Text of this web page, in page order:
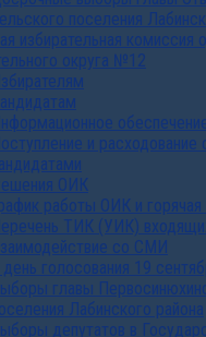
поселения
избирательная комиссия
округа №12
и расходование
ОИК
работы ОИК и горячая
ТИК (УИК)
со СМИ
голосования 19
главы
Лабинского района
депутатов в